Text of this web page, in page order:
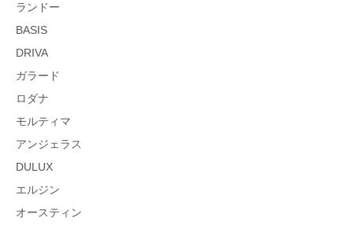
ランドー
BASIS
DRIVA
ガラード
ロダナ
モルティマ
アンジェラス
DULUX
エルジン
オースティン